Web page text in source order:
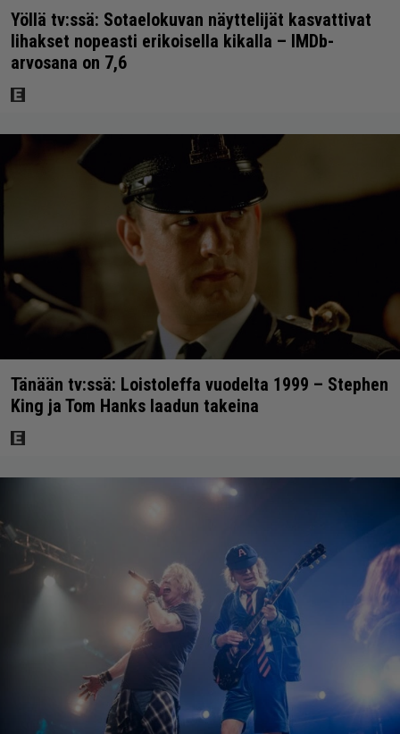
Yöllä tv:ssä: Sotaelokuvan näyttelijät kasvattivat
lihakset nopeasti erikoisella kikalla – IMDb-
arvosana on 7,6
Tänään tv:ssä: Loistoleffa vuodelta 1999 – Stephen
King ja Tom Hanks laadun takeina